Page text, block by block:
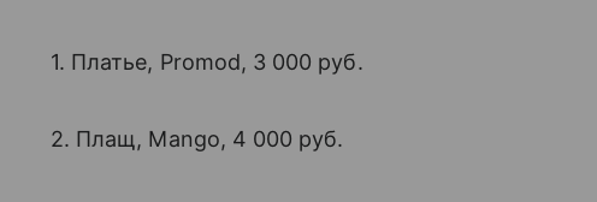
1. Платье, Promod, 3 000 руб.
2. Плащ, Mango, 4 000 руб.